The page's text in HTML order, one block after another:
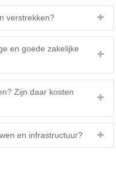
verstrekken?
en goede zakelijke
Zijn daar kosten
en infrastructuur?